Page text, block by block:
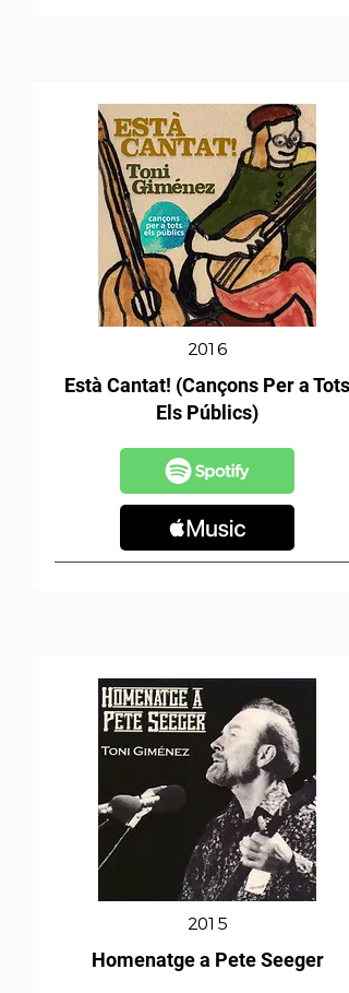
2016
Està Cantat! (Cançons Per a Tots
Els Públics)
2015
Homenatge a Pete Seeger